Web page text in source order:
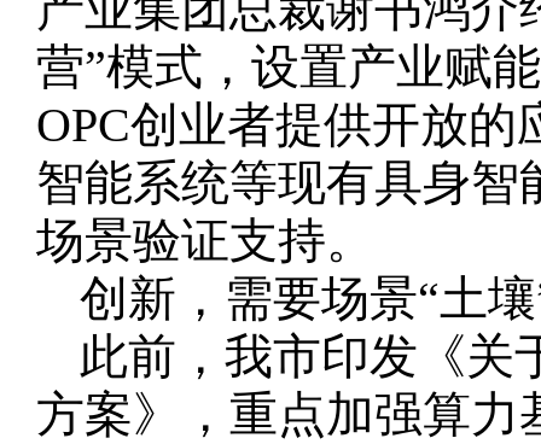
营”模式，设置产业赋
OPC创业者提供开放
智能系统等现有具身
场景验证支持。
创新，需要场景“土
此前，我市印发《关
方案》，重点加强算